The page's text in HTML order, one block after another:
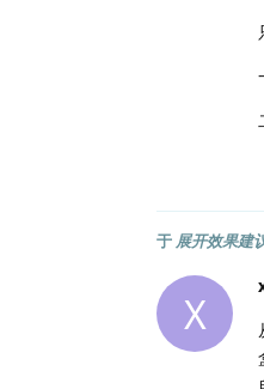
于 展开效果建
X